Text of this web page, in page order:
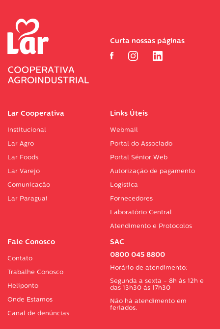
Lar Cooperativa
Institucional
Lar Agro
Lar Foods
Lar Varejo
Comunicação
Lar Paraguai
Links Úteis
Webmail
Portal do Associado
Portal Sénior Web
Autorização de pagamento
Logística
Fornecedores
Laboratório Central
Atendimento e Protocolos
Fale Conosco
Contato
Trabalhe Conosco
Heliponto
Onde Estamos
Canal de denúncias
SAC
0800 045 8800
Horário de atendimento:
Segunda a sexta - 8h às 12h e
das 13h30 às 17h30
Não há atendimento em
feriados.
Curta nossas páginas